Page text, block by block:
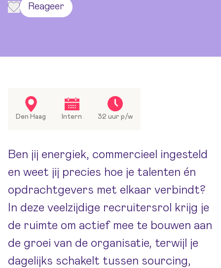
Reageer
Den Haag Intern 32 uur p/w
Ben jij energiek, commercieel ingesteld
en weet jij precies hoe je talenten én
opdrachtgevers met elkaar verbindt?
In deze veelzijdige recruitersrol krijg je
de ruimte om actief mee te bouwen aan
de groei van de organisatie, terwijl je
dagelijks schakelt tussen sourcing,